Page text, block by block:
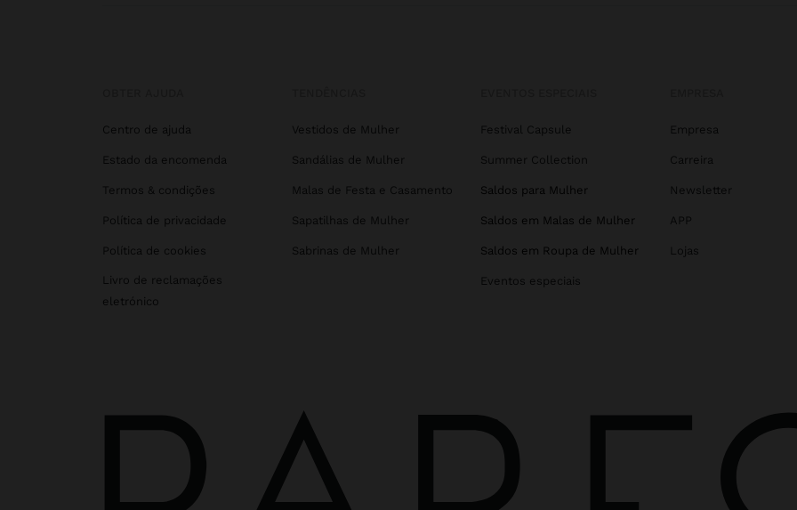
Centro de ajuda
Estado da encomenda
Termos & condições
Política de privacidade
Política de cookies
Livro de reclamações
eletrónico
Vestidos de Mulher
Sandálias de Mulher
Malas de Festa e Casamento
Sapatilhas de Mulher
Sabrinas de Mulher
Festival Capsule
Summer Collection
Saldos para Mulher
Saldos em Malas de Mulher
Saldos em Roupa de Mulher
Eventos especiais
Empresa
Carreira
Newsletter
APP
Lojas